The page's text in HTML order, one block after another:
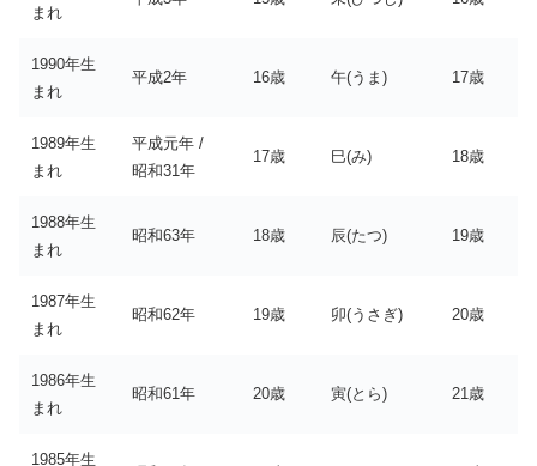
まれ
1990年生
まれ
平成2年 16歳 午(うま) 17歳
1989年生
まれ
平成元年 /
昭和31年
17歳 巳(み) 18歳
1988年生
まれ
昭和63年 18歳 辰(たつ) 19歳
1987年生
まれ
昭和62年 19歳 卯(うさぎ) 20歳
1986年生
まれ
昭和61年 20歳 寅(とら) 21歳
1985年生